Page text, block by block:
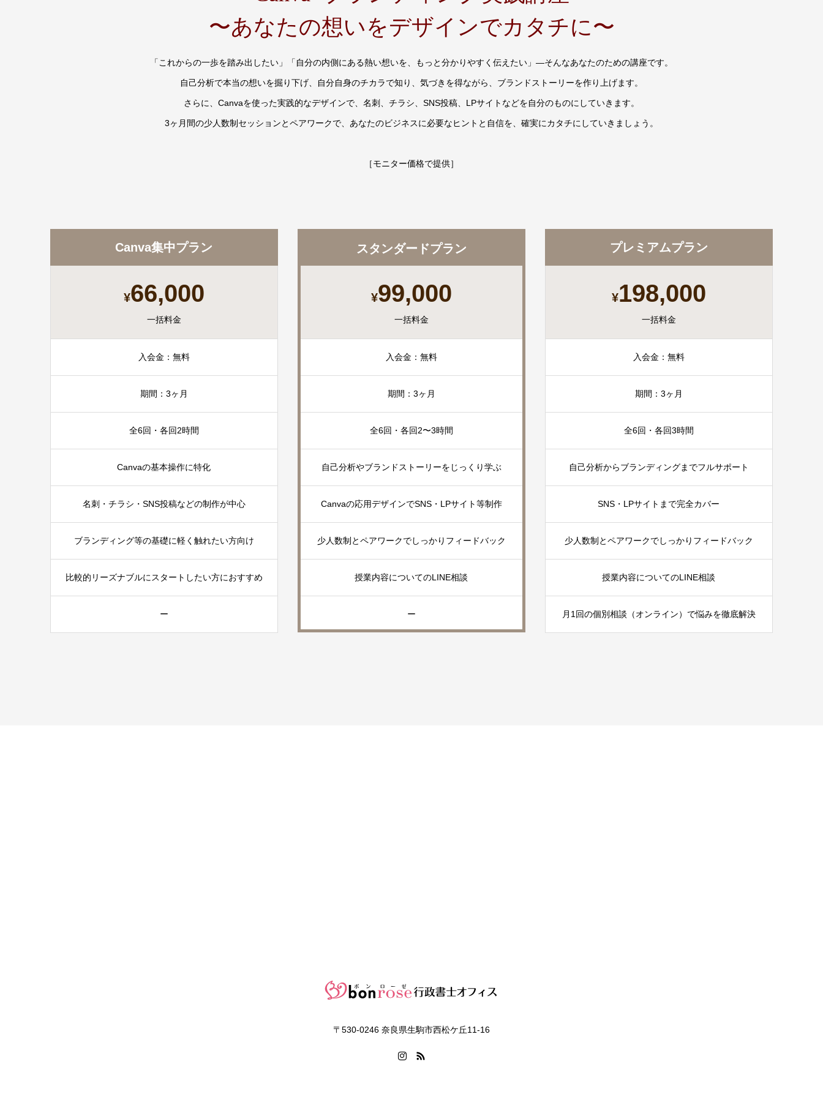
〜あなたの想いをデザインでカタチに〜
「これからの一歩を踏み出したい」「自分の内側にある熱い想いを、もっと分かりやすく伝えたい」―そんなあなたのための講座です。
自己分析で本当の想いを掘り下げ、自分自身のチカラで知り、気づきを得ながら、ブランドストーリーを作り上げます。
さらに、Canvaを使った実践的なデザインで、名刺、チラシ、SNS投稿、LPサイトなどを自分のものにしていきます。
3ヶ月間の少人数制セッションとペアワークで、あなたのビジネスに必要なヒントと自信を、確実にカタチにしていきましょう。
［モニター価格で提供］
Canva集中プラン
¥66,000
一括料金
入会金：無料
期間：3ヶ月
全6回・各回2時間
Canvaの基本操作に特化
名刺・チラシ・SNS投稿などの制作が中心
ブランディング等の基礎に軽く触れたい方向け
比較的リーズナブルにスタートしたい方におすすめ
ー
スタンダードプラン
¥99,000
一括料金
入会金：無料
期間：3ヶ月
全6回・各回2〜3時間
自己分析やブランドストーリーをじっくり学ぶ
Canvaの応用デザインでSNS・LPサイト等制作
少人数制とペアワークでしっかりフィードバック
授業内容についてのLINE相談
ー
プレミアムプラン
¥198,000
一括料金
入会金：無料
期間：3ヶ月
全6回・各回3時間
自己分析からブランディングまでフルサポート
SNS・LPサイトまで完全カバー
少人数制とペアワークでしっかりフィードバック
授業内容についてのLINE相談
月1回の個別相談（オンライン）で悩みを徹底解決
〒530-0246 奈良県生駒市西松ケ丘11-16